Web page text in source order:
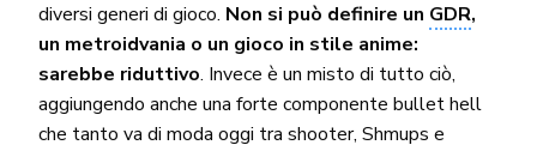
diversi generi di gioco. Non si può definire un GDR,
un metroidvania o un gioco in stile anime:
sarebbe riduttivo. Invece è un misto di tutto ciò,
aggiungendo anche una forte componente bullet hell
che tanto va di moda oggi trashooter,Shmups e